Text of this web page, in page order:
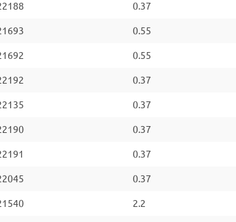
0.37
0.55
0.55
0.37
0.37
0.37
0.37
0.37
2.2